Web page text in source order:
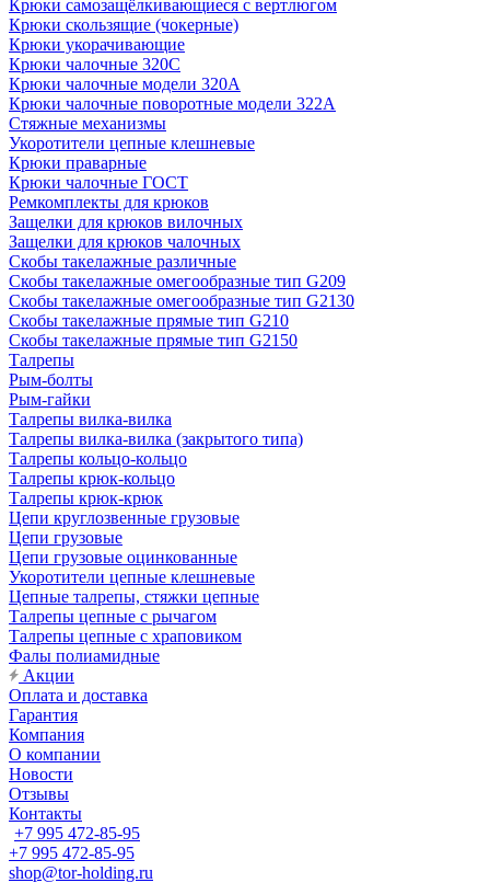
Крюки самозащёлкивающиеся с вертлюгом
Крюки скользящие (чокерные)
Крюки укорачивающие
Крюки чалочные 320C
Крюки чалочные модели 320А
Крюки чалочные поворотные модели 322А
Стяжные механизмы
Укоротители цепные клешневые
Крюки праварные
Крюки чалочные ГОСТ
Ремкомплекты для крюков
Защелки для крюков вилочных
Защелки для крюков чалочных
Скобы такелажные различные
Скобы такелажные омегообразные тип G209
Скобы такелажные омегообразные тип G2130
Скобы такелажные прямые тип G210
Скобы такелажные прямые тип G2150
Талрепы
Рым-болты
Рым-гайки
Талрепы вилка-вилка
Талрепы вилка-вилка (закрытого типа)
Талрепы кольцо-кольцо
Талрепы крюк-кольцо
Талрепы крюк-крюк
Цепи круглозвенные грузовые
Цепи грузовые
Цепи грузовые оцинкованные
Укоротители цепные клешневые
Цепные талрепы, стяжки цепные
Талрепы цепные с рычагом
Талрепы цепные с храповиком
Фалы полиамидные
Акции
Оплата и доставка
Гарантия
Компания
О компании
Новости
Отзывы
Контакты
+7 995 472-85-95
+7 995 472-85-95
shop@tor-holding.ru